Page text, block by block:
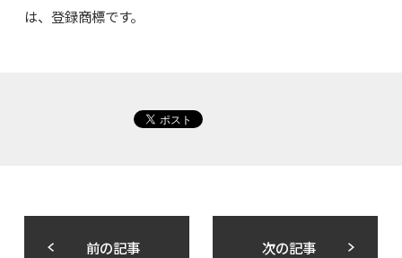
は、登録商標です。
前の記事 次の記事